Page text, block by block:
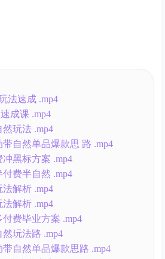
法速成 .mp4
成课 .mp4
然玩法 .mp4
带自然单品爆款思 路 .mp4
冲黑标方案 .mp4
付费半自然 .mp4
法解析 .mp4
法解析 .mp4
付费毕业方案 .mp4
然玩法路 .mp4
带自然单品爆款思路 .mp4